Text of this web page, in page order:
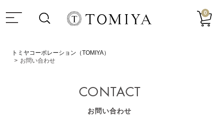
0
トミヤコーポレーション（TOMIYA）
お問い合わせ
CONTACT
お問い合わせ